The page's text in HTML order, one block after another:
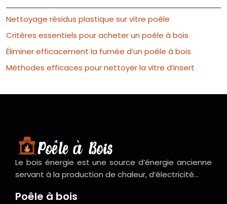
Nettoyage résidus plastique sur vitre poêle
Critères essentiels pour acheter un poêle à bois
Éliminer efficacement la fumée d’un poêle à bois
Méthodes efficaces pour nettoyer la vitre d’insert
Le bois énergie est une source d’énergie ancienne
servant à la production de chaleur, d’électricité…
Poêle à bois